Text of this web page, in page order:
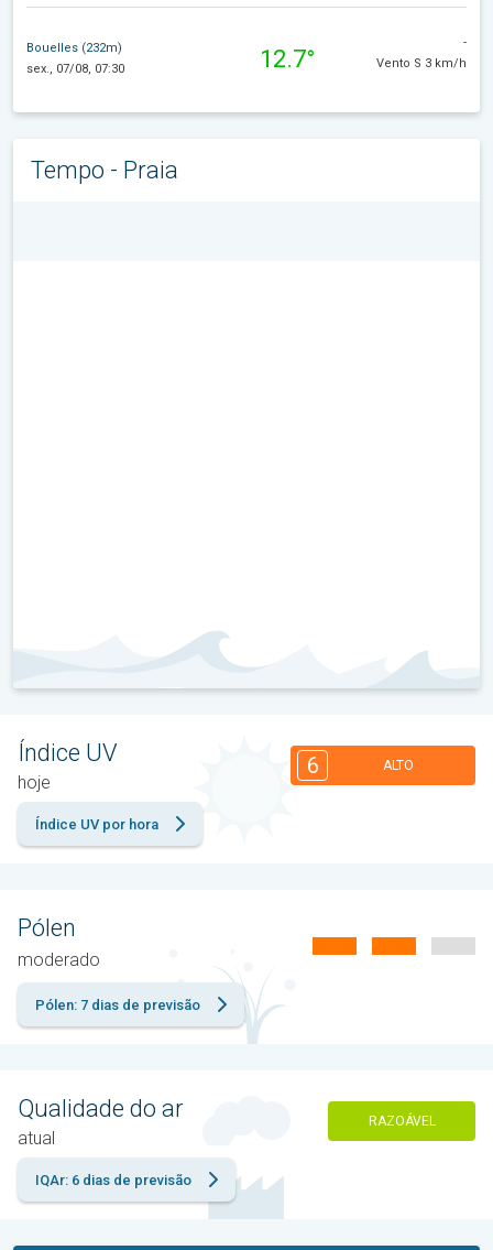
Bouelles (232m)
sex., 07/08, 07:30
12.7°
-
Vento S 3 km/h
Tempo - Praia
Índice UV
hoje
6 ALTO
Índice UV por hora
Pólen
moderado
Pólen: 7 dias de previsão
Qualidade do ar
atual
RAZOÁVEL
IQAr: 6 dias de previsão